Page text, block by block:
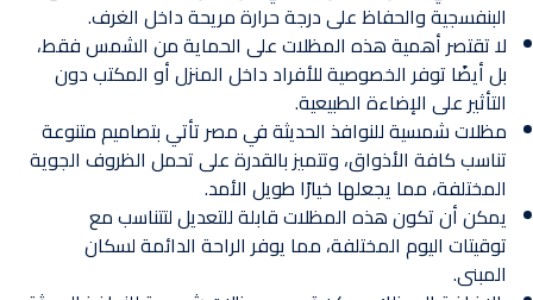
البنفسجية والحفاظ على درجة حرارة مريحة داخل الغرف.
لا تقتصر أهمية هذه المظلات على الحماية من الشمس فقط،
بل أيضًا توفر الخصوصية للأفراد داخل المنزل أو المكتب دون
التأثير على الإضاءة الطبيعية.
مظلات شمسية للنوافذ الحديثة في مصر تأتي بتصاميم متنوعة
تناسب كافة الأذواق، وتتميز بالقدرة على تحمل الظروف الجوية
المختلفة، مما يجعلها خيارًا طويل الأمد.
يمكن أن تكون هذه المظلات قابلة للتعديل لتتناسب مع
توقيتات اليوم المختلفة، مما يوفر الراحة الدائمة لسكان
المبنى.